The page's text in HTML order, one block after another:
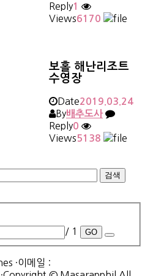
Reply1
Views6170
보홀 해난리조트
수영장
Date2019.03.24
By배추도사
Reply0
Views 5138
검색
/ 1 GO
·이메일 :